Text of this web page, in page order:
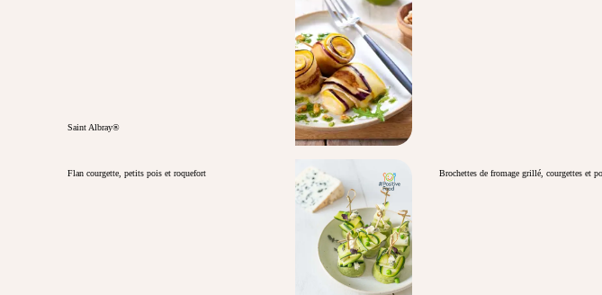
Saint Albray®
Flan courgette, petits pois et roquefort Brochettes de fromage grillé, courgettes et